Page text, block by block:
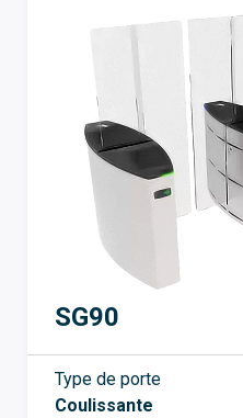
SG90
Type de porte
Coulissante